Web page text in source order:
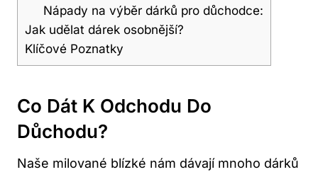
Nápady na výběr dárků pro důchodce:
Jak udělat dárek osobnější?
Klíčové Poznatky
Co Dát K Odchodu Do
Důchodu?
Naše milované blízké nám dávají mnoho dárků